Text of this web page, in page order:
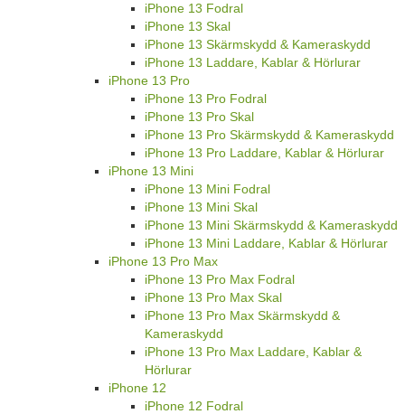
iPhone 13 Fodral
iPhone 13 Skal
iPhone 13 Skärmskydd & Kameraskydd
iPhone 13 Laddare, Kablar & Hörlurar
iPhone 13 Pro
iPhone 13 Pro Fodral
iPhone 13 Pro Skal
iPhone 13 Pro Skärmskydd & Kameraskydd
iPhone 13 Pro Laddare, Kablar & Hörlurar
iPhone 13 Mini
iPhone 13 Mini Fodral
iPhone 13 Mini Skal
iPhone 13 Mini Skärmskydd & Kameraskydd
iPhone 13 Mini Laddare, Kablar & Hörlurar
iPhone 13 Pro Max
iPhone 13 Pro Max Fodral
iPhone 13 Pro Max Skal
iPhone 13 Pro Max Skärmskydd &
Kameraskydd
iPhone 13 Pro Max Laddare, Kablar &
Hörlurar
iPhone 12
iPhone 12 Fodral